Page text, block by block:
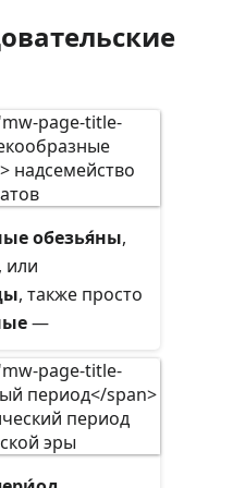
обезья́ны,
, или
, также просто
—
тела
человека.
вид,
таксон. В